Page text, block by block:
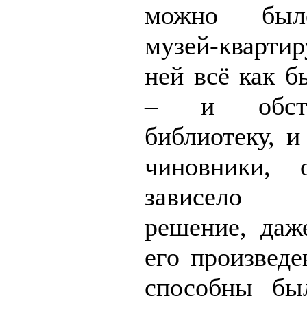
можно
музей-
ней всё как
– и
библиотеку,
чиновники,
решение,
его
способны